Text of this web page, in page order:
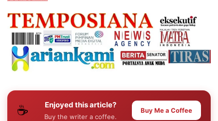
☕ Enjoyed this article?
Buy the writer a coffee.
Buy Me a Coffee